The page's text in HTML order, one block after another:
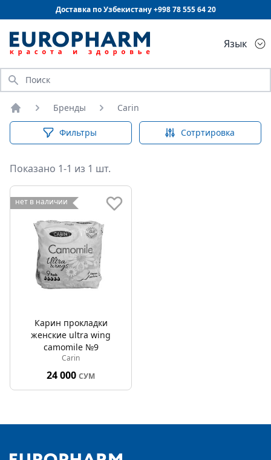
Доставка по Узбекистану +99878 555 64 20
Язык
Искать
Главная
Бренды Carin
Фильтры Сотртировка
Показано 1-1 из 1 шт.
нет в наличии
Карин прокладки
женские ultra wing
camomile №9
Carin
24 000 СУМ